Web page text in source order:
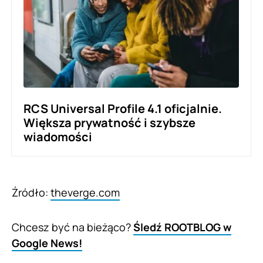
RCS Universal Profile 4.1 oficjalnie.
Większa prywatność i szybsze
wiadomości
Źródło: theverge.com
Chcesz być na bieżąco?Śledź ROOTBLOG w
Google News!